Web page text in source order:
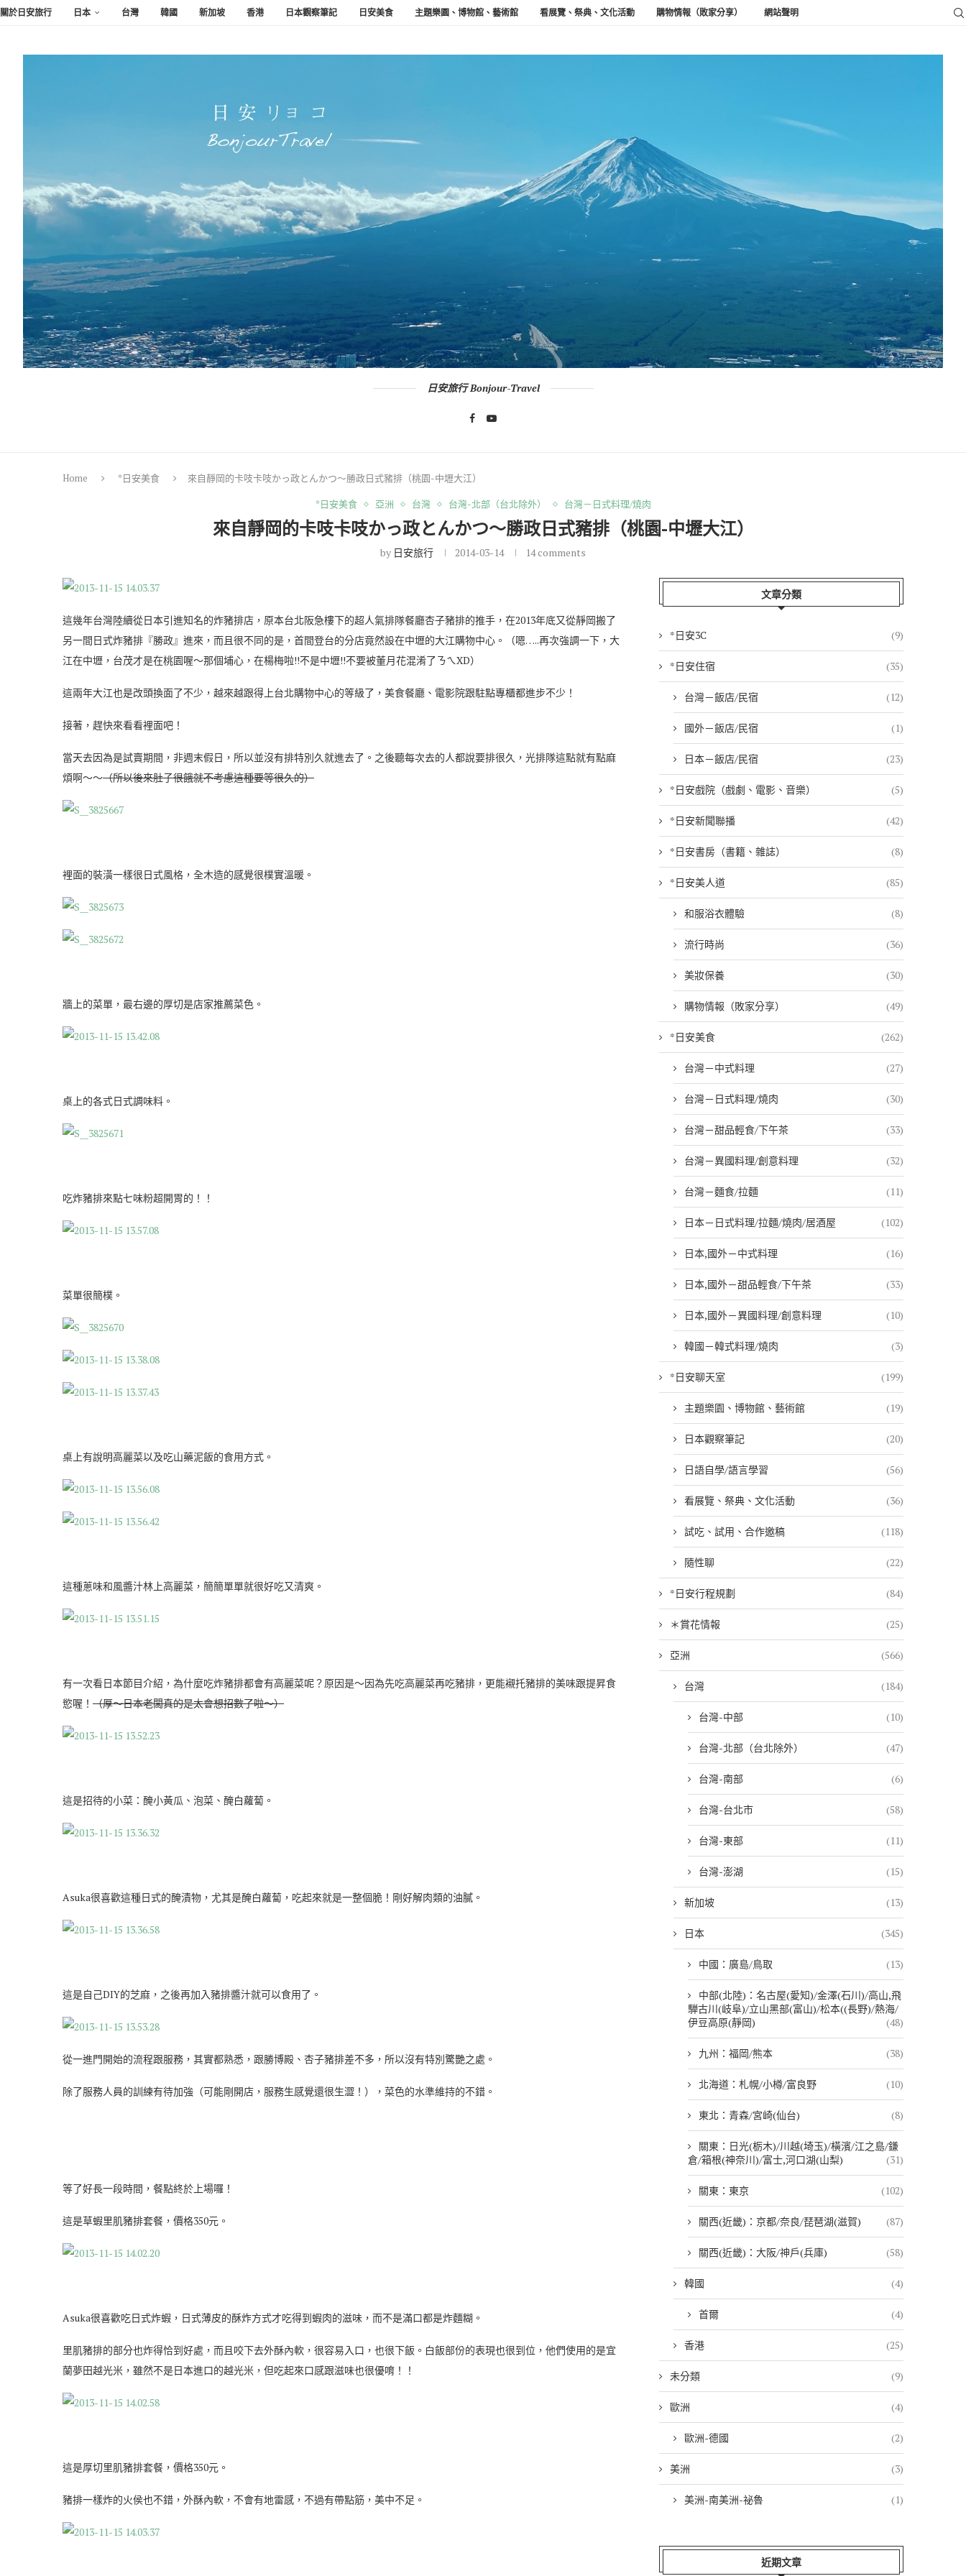
關於日安旅行 日本 台灣 韓國 新加坡 香港 日本觀察筆記 日安美食 主題樂園、博物館、藝術館 看展覽、祭典、文化活動 購物情報（敗家分享） 網站聲明
日安旅行 Bonjour-Travel
Home *日安美食
來自靜岡的卡吱卡吱かっ政とんかつ～勝政日式豬排（桃園-中壢大江）
*日安美食
亞洲 台灣 台灣-北部（台北除外） 台灣－日式料理/燒肉
來自靜岡的卡吱卡吱かっ政とんかつ～勝政日式豬排（桃園-中壢大江）
by 日安旅行 2014-03-14 14 comments
這幾年台灣陸續從日本引進知名的炸豬排店，原本台北阪急樓下的超人氣排隊餐廳杏子豬排的推手，在2013年底又從靜岡搬了
另一間日式炸豬排『勝政』進來，而且很不同的是，首間登台的分店竟然設在中壢的大江購物中心。（嗯…..再次強調一下，大
江在中壢，台茂才是在桃園喔～那個埔心，在楊梅啦!!不是中壢!!不要被董月花混淆了ㄋㄟXD）
這兩年大江也是改頭換面了不少，越來越跟得上台北購物中心的等級了，美食餐廳、電影院跟駐點專櫃都進步不少！
接著，趕快來看看裡面吧！
當天去因為是試賣期間，非週末假日，所以並沒有排特別久就進去了。之後聽每次去的人都說要排很久，光排隊這點就有點麻
煩啊～～（所以後來肚子很餓就不考慮這種要等很久的）
裡面的裝潢一樣很日式風格，全木造的感覺很樸實溫暖。
牆上的菜單，最右邊的厚切是店家推薦菜色。
桌上的各式日式調味料。
吃炸豬排來點七味粉超開胃的！！
菜單很簡樸。
桌上有說明高麗菜以及吃山藥泥飯的食用方式。
這種蔥味和風醬汁林上高麗菜，簡簡單單就很好吃又清爽。
有一次看日本節目介紹，為什麼吃炸豬排都會有高麗菜呢？原因是～因為先吃高麗菜再吃豬排，更能襯托豬排的美味跟提昇食
慾喔！ （厚～日本老闆真的是太會想招數了啦～）
這是招待的小菜：醃小黃瓜、泡菜、醃白蘿蔔。
Asuka很喜歡這種日式的醃漬物，尤其是醃白蘿蔔，吃起來就是一整個脆！剛好解肉類的油膩。
這是自己DIY的芝麻，之後再加入豬排醬汁就可以食用了。
從一進門開始的流程跟服務，其實都熟悉，跟勝博殿、杏子豬排差不多，所以沒有特別驚艷之處。
除了服務人員的訓練有待加強（可能剛開店，服務生感覺還很生澀！），菜色的水準維持的不錯。
等了好長一段時間，餐點終於上場囉！
這是草蝦里肌豬排套餐，價格350元。
Asuka很喜歡吃日式炸蝦，日式薄皮的酥炸方式才吃得到蝦肉的滋味，而不是滿口都是炸麵糊。
里肌豬排的部分也炸得恰到好處，而且咬下去外酥內軟，很容易入口，也很下飯。白飯部份的表現也很到位，他們使用的是宜
蘭夢田越光米，雖然不是日本進口的越光米，但吃起來口感跟滋味也很優唷！！
這是厚切里肌豬排套餐，價格350元。
豬排一樣炸的火侯也不錯，外酥內軟，不會有地雷感，不過有帶點筋，美中不足。
文章分類
*日安3C (9)
*日安住宿 (35)
台灣－飯店/民宿 (12)
國外－飯店/民宿 (1)
日本－飯店/民宿 (23)
*日安戲院（戲劇、電影、音樂） (5)
*日安新聞聯播 (42)
*日安書房（書籍、雜誌） (8)
*日安美人道 (85)
和服浴衣體驗 (8)
流行時尚 (36)
美妝保養 (30)
購物情報（敗家分享） (49)
*日安美食 (262)
台灣－中式料理 (27)
台灣－日式料理/燒肉 (30)
台灣－甜品輕食/下午茶 (33)
台灣－異國料理/創意料理 (32)
台灣－麵食/拉麵 (11)
日本－日式料理/拉麵/燒肉/居酒屋 (102)
日本,國外－中式料理 (16)
日本,國外－甜品輕食/下午茶 (33)
日本,國外－異國料理/創意料理 (10)
韓國－韓式料理/燒肉 (3)
*日安聊天室 (199)
主題樂園、博物館、藝術館 (19)
日本觀察筆記 (20)
日語自學/語言學習 (56)
看展覽、祭典、文化活動 (36)
試吃、試用、合作邀稿 (118)
隨性聊 (22)
*日安行程規劃 (84)
＊賞花情報 (25)
亞洲 (566)
台灣 (184)
台灣-中部 (10)
台灣-北部（台北除外） (47)
台灣-南部 (6)
台灣-台北市 (58)
台灣-東部 (11)
台灣-澎湖 (15)
新加坡 (13)
日本 (345)
中國：廣島/鳥取 (13)
中部(北陸)：名古屋(愛知)/金澤(石川)/高山,飛
騨古川(岐阜)/立山黑部(富山)/松本((長野)/熱海/
伊豆高原(靜岡)
(48)
九州：福岡/熊本 (38)
北海道：札幌/小樽/富良野 (10)
東北：青森/宮崎(仙台) (8)
關東：日光(栃木)/川越(埼玉)/橫濱/江之島/鎌
倉/箱根(神奈川)/富士,河口湖(山梨)
(31)
關東：東京 (102)
關西(近畿)：京都/奈良/琵琶湖(滋賀) (87)
關西(近畿)：大阪/神戶(兵庫) (58)
韓國 (4)
首爾 (4)
香港 (25)
未分類 (9)
歐洲 (4)
歐洲-德國 (2)
美洲 (3)
美洲-南美洲-祕魯 (1)
近期文章